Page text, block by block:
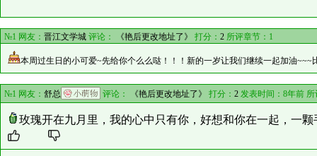
№1 网友： 晋江文学城 评论： 《艳后更改地址了》 打分： 2 所评章节：1
本周过生日的小可爱~先给你个么么哒！！！新的一岁让我们继续一起加油~~~
№1 网友： 舒总 评论： 《艳后更改地址了》 打分：2 发表时间：8年前
玫瑰开在九月里，我的心中只有你，好想和你在一起，一